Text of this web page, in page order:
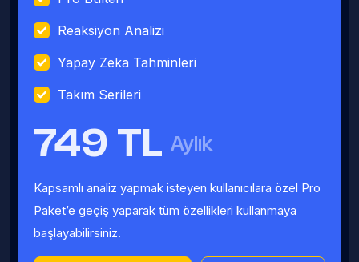
Reaksiyon Analizi
Yapay Zeka Tahminleri
Takım Serileri
749 TL Aylık
Kapsamlı analiz yapmak isteyen kullanıcılara özel Pro
Paket’e geçiş yaparak tüm özellikleri kullanmaya
başlayabilirsiniz.